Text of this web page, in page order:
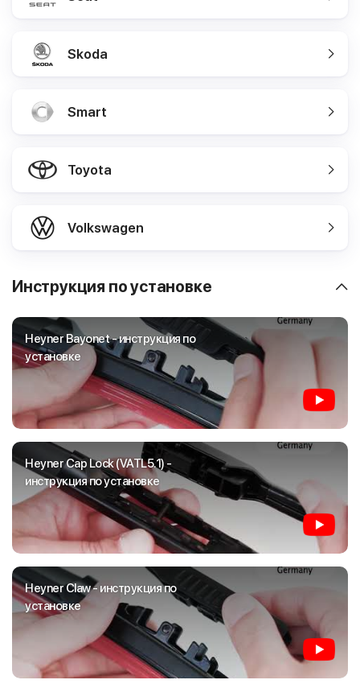
Skoda
Smart
Toyota
Volkswagen
Инструкция по установке
Heyner Bayonet - инструкция по
установке
Heyner Cap Lock (VATL5.1) -
инструкция по установке
Heyner Claw - инструкция по
установке